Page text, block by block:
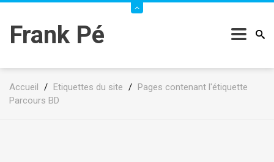
Frank Pé
Accueil / Etiquettes du site / Pages contenant l'étiquette
Parcours BD